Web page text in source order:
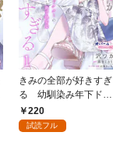
きみの全部が好きすぎ
る 幼馴染み年下ドク
ターの20年越し激甘執
着愛１
220
試読フル